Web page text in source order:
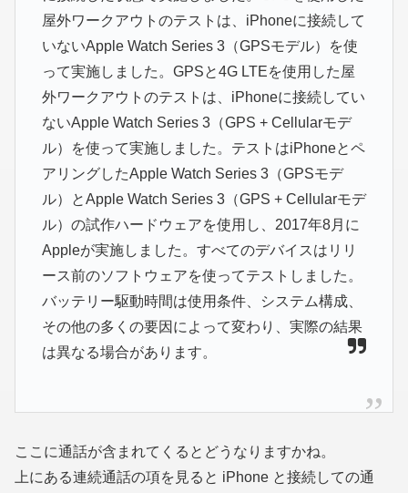
屋外ワークアウトのテストは、iPhoneに接続して
いないApple Watch Series 3（GPSモデル）を使
って実施しました。GPSと4G LTEを使用した屋
外ワークアウトのテストは、iPhoneに接続してい
ないApple Watch Series 3（GPS + Cellularモデ
ル）を使って実施しました。テストはiPhoneとペ
アリングしたApple Watch Series 3（GPSモデ
ル）とApple Watch Series 3（GPS + Cellularモデ
ル）の試作ハードウェアを使用し、2017年8月に
Appleが実施しました。すべてのデバイスはリリ
ース前のソフトウェアを使ってテストしました。
バッテリー駆動時間は使用条件、システム構成、
その他の多くの要因によって変わり、実際の結果
は異なる場合があります。
ここに通話が含まれてくるとどうなりますかね。
上にある連続通話の項を見ると iPhone と接続しての通